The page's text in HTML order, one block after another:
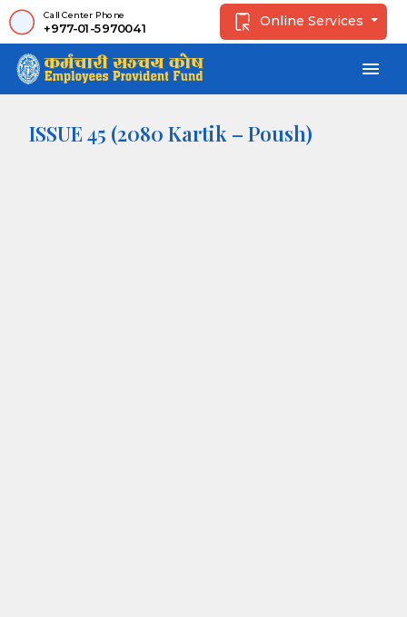
Call Center Phone
+977-01-5970041 Online Services
menu
ISSUE 45 (2080 Kartik – Poush)